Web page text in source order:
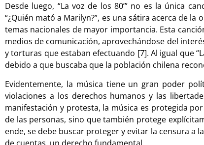
Desde luego, “La voz de los 80’” no es la única
“¿Quién mató a Marilyn?”, es una sátira acerca de
temas nacionales de mayor importancia. Esta
medios de comunicación, aprovechándose del
y torturas que estaban efectuando [7]. Al igual que
debido a que buscaba que la población chilena
Evidentemente, la música tiene un gran poder
violaciones a los derechos humanos y las
manifestación y protesta, la música es protegida
de las personas, sino que también protege
ende, se debe buscar proteger y evitar la censura a
de cuentas, un derecho fundamental.